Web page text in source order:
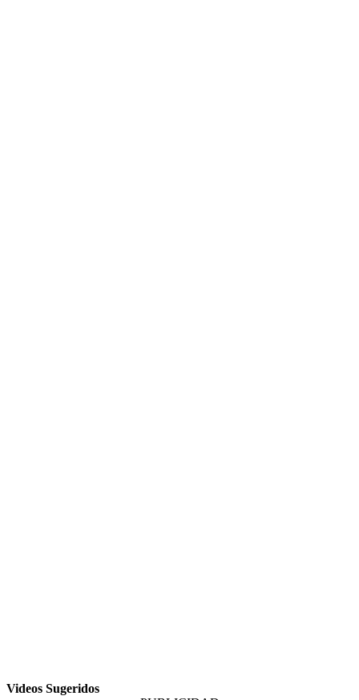
Videos Sugeridos